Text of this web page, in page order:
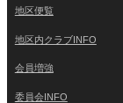
地区便覧
地区内クラブINFO
会員増強
委員会INFO